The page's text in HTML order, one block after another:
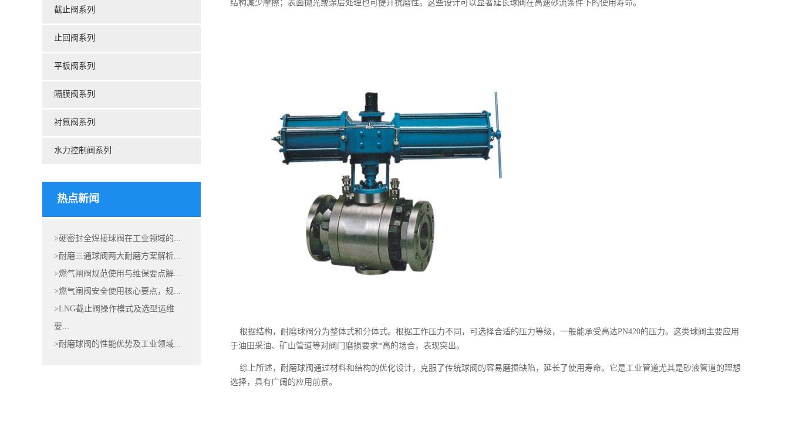
截止阀系列
止回阀系列
平板阀系列
隔膜阀系列
衬氟阀系列
水力控制阀系列
热点新闻
>硬密封全焊接球阀在工业领域的...
>耐磨三通球阀两大耐磨方案解析...
>燃气闸阀规范使用与维保要点解...
>燃气闸阀安全使用核心要点，规...
>LNG截止阀操作模式及选型运维
要...
>耐磨球阀的性能优势及工业领域...
结构减少摩擦；表面抛光或涂层处理也可提升抗磨性。这些设计可以显著延长球阀在高速砂流条件下的使用寿命。
根据结构，耐磨球阀分为整体式和分体式。根据工作压力不同，可选择合适的压力等级，一般能承受高达PN420的压力。这类球阀主要应用
于油田采油、矿山管道等对阀门磨损要求*高的场合，表现突出。
综上所述，耐磨球阀通过材料和结构的优化设计，克服了传统球阀的容易磨损缺陷，延长了使用寿命。它是工业管道尤其是砂液管道的理想
选择，具有广阔的应用前景。